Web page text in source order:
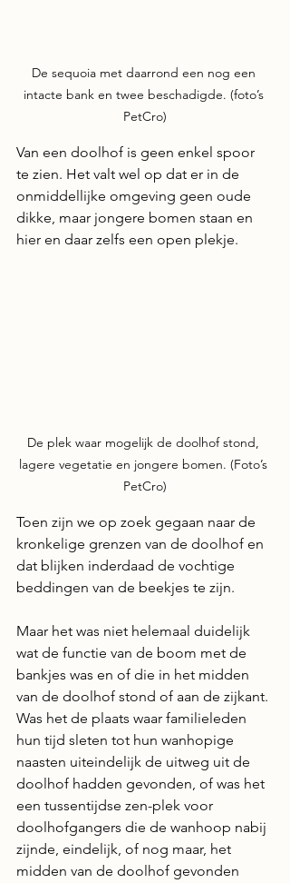
De sequoia met daarrond een nog een
intacte bank en twee beschadigde. (foto’s
PetCro)
Van een doolhof is geen enkel spoor
te zien. Het valt wel op dat er in de
onmiddellijke omgeving geen oude
dikke, maar jongere bomen staan en
hier en daar zelfs een open plekje.
De plek waar mogelijk de doolhof stond,
lagere vegetatie en jongere bomen. (Foto’s
PetCro)
Toen zijn we op zoek gegaan naar de
kronkelige grenzen van de doolhof en
dat blijken inderdaad de vochtige
beddingen van de beekjes te zijn.
Maar het was niet helemaal duidelijk
wat de functie van de boom met de
bankjes was en of die in het midden
van de doolhof stond of aan de zijkant.
Was het de plaats waar familieleden
hun tijd sleten tot hun wanhopige
naasten uiteindelijk de uitweg uit de
doolhof hadden gevonden, of was het
een tussentijdse zen-plek voor
doolhofgangers die de wanhoop nabij
zijnde, eindelijk, of nog maar, het
midden van de doolhof gevonden